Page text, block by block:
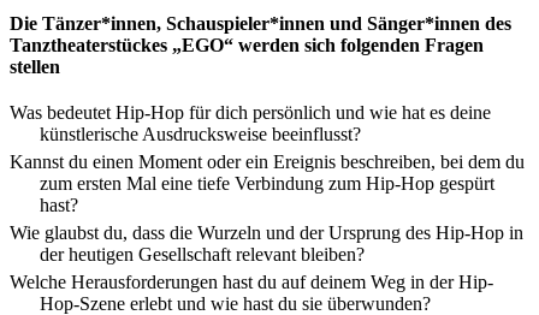
Die Tänzer*innen, Schauspieler*innen und Sänger*innen des
Tanztheaterstückes „EGO“ werden sich folgenden Fragen
stellen
Was bedeutet Hip-Hop für dich persönlich und wie hat es deine
künstlerische Ausdrucksweise beeinflusst?
Kannst du einen Moment oder ein Ereignis beschreiben, bei dem du
zum ersten Mal eine tiefe Verbindung zum Hip-Hop gespürt
hast?
Wie glaubst du, dass die Wurzeln und der Ursprung des Hip-Hop in
der heutigen Gesellschaft relevant bleiben?
Welche Herausforderungen hast du auf deinem Weg in der Hip-
Hop-Szene erlebt und wie hast du sie überwunden?